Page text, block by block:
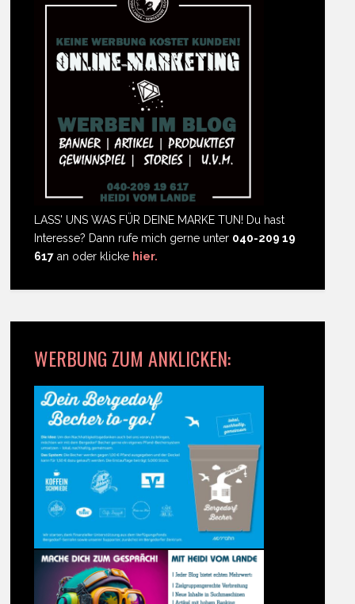
LASS' UNS WAS FÜR DEINE MARKE TUN! Du hast
Interesse? Dann rufe mich gerne unter 040-209 19
617 an oder klicke hier.
WERBUNG ZUM ANKLICKEN: